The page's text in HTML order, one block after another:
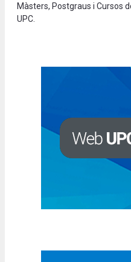
Màsters, Postgraus i Cursos
UPC.